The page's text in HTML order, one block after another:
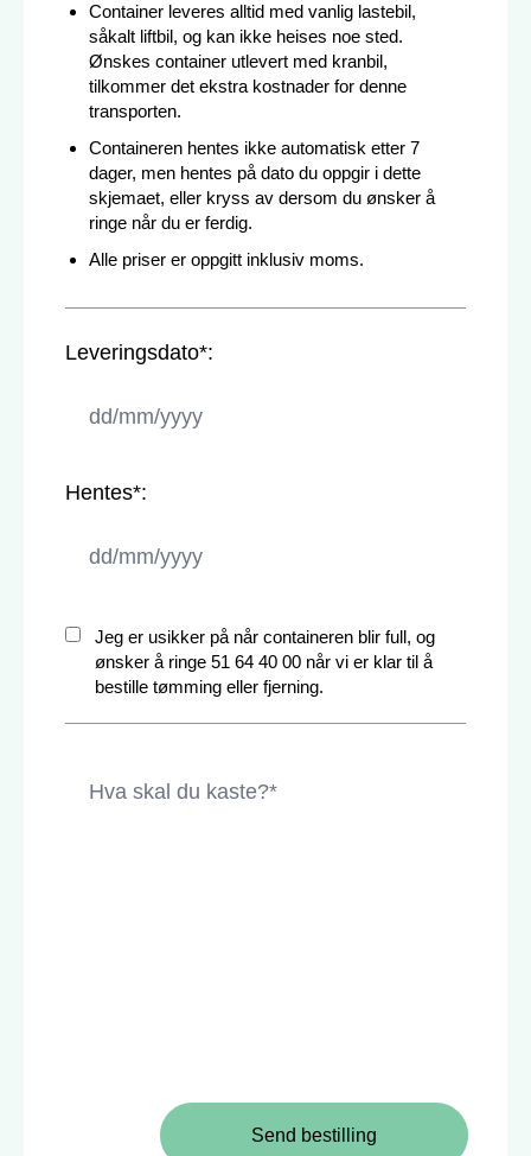
Container leveres alltid med vanlig lastebil,
såkalt liftbil, og kan ikke heises noe sted.
Ønskes container utlevert med kranbil,
tilkommer det ekstra kostnader for denne
transporten.
Containeren hentes ikke automatisk etter 7
dager, men hentes på dato du oppgir i dette
skjemaet, eller kryss av dersom du ønsker å
ringe når du er ferdig.
Alle priser er oppgitt inklusiv moms.
Leveringsdato*:
Hentes*:
Jeg er usikker på når containeren blir full, og
ønsker å ringe 51 64 40 00 når vi er klar til å
bestille tømming eller fjerning.
Send bestilling